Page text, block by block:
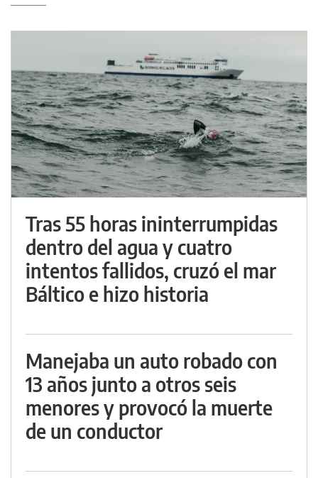
Tras 55 horas ininterrumpidas
dentro del agua y cuatro
intentos fallidos, cruzó el mar
Báltico e hizo historia
Manejaba un auto robado con
13 años junto a otros seis
menores y provocó la muerte
de un conductor